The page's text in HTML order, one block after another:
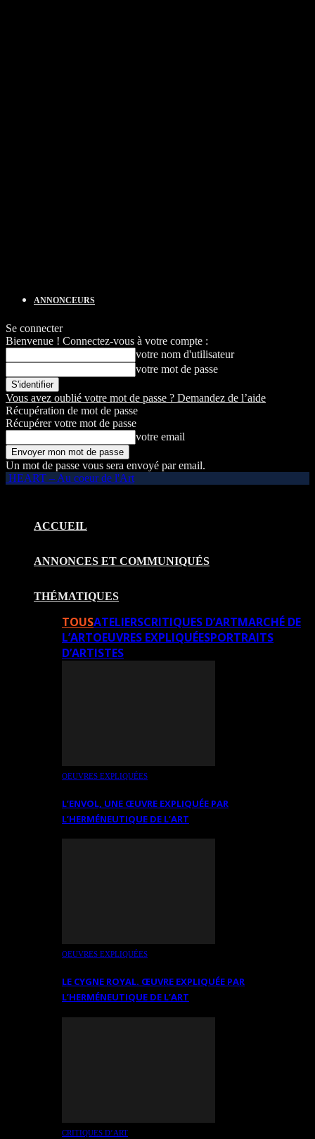
ANNONCEURS
Se connecter
Bienvenue ! Connectez-vous à votre compte :
votre nom d'utilisateur
votre mot de passe
Vous avez oublié votre mot de passe ? Demandez de l’aide
Récupération de mot de passe
Récupérer votre mot de passe
votre email
Un mot de passe vous sera envoyé par email.
HEART – Au coeur de l'Art
ACCUEIL
ANNONCES ET COMMUNIQUÉS
THÉMATIQUES
TOUSATELIERSCRITIQUES D’ARTMARCHÉ DE
L’ARTOEUVRES EXPLIQUÉESPORTRAITS
D’ARTISTES
OEUVRES EXPLIQUÉES
L’ENVOL, UNE ŒUVRE EXPLIQUÉE PAR
L’HERMÉNEUTIQUE DE L’ART
OEUVRES EXPLIQUÉES
LE CYGNE ROYAL. ŒUVRE EXPLIQUÉE PAR
L’HERMÉNEUTIQUE DE L’ART
CRITIQUES D’ART